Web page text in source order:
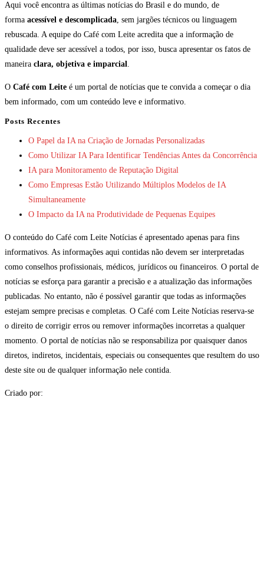
Aqui você encontra as últimas notícias do Brasil e do mundo, de
forma acessível e descomplicada, sem jargões técnicos ou linguagem
rebuscada. A equipe do Café com Leite acredita que a informação de
qualidade deve ser acessível a todos, por isso, busca apresentar os fatos de
maneira clara, objetiva e imparcial.
O Café com Leite é um portal de notícias que te convida a começar o dia
bem informado, com um conteúdo leve e informativo.
Posts Recentes
O Papel da IA na Criação de Jornadas Personalizadas
Como Utilizar IA Para Identificar Tendências Antes da Concorrência
IA para Monitoramento de Reputação Digital
Como Empresas Estão Utilizando Múltiplos Modelos de IA
Simultaneamente
O Impacto da IA na Produtividade de Pequenas Equipes
O conteúdo do Café com Leite Notícias é apresentado apenas para fins
informativos. As informações aqui contidas não devem ser interpretadas
como conselhos profissionais, médicos, jurídicos ou financeiros. O portal de
notícias se esforça para garantir a precisão e a atualização das informações
publicadas. No entanto, não é possível garantir que todas as informações
estejam sempre precisas e completas. O Café com Leite Notícias reserva-se
o direito de corrigir erros ou remover informações incorretas a qualquer
momento. O portal de notícias não se responsabiliza por quaisquer danos
diretos, indiretos, incidentais, especiais ou consequentes que resultem do uso
deste site ou de qualquer informação nele contida.
Criado por: